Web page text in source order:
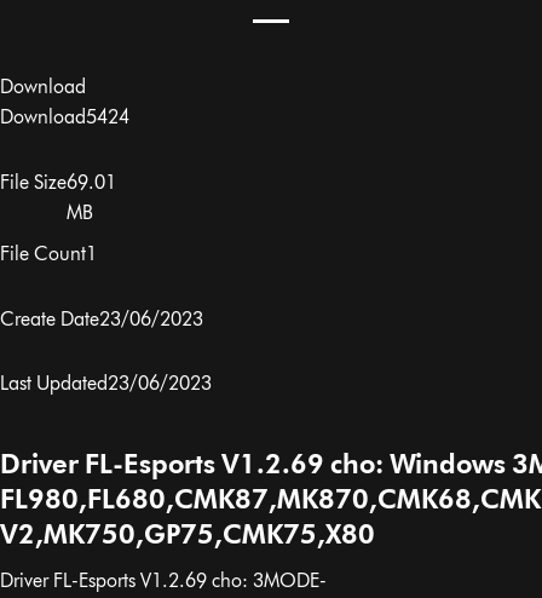
Download
Download5424
File Size69.01
MB
File Count1
Create Date23/06/2023
Last Updated23/06/2023
Driver FL-Esports V1.2.69 cho: Windows
V2,MK750,GP75,CMK75,X80
Driver FL-Esports V1.2.69 cho: 3MODE-